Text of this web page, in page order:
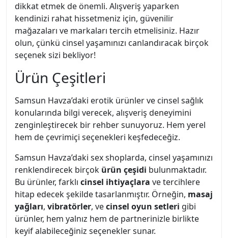
dikkat etmek de önemli. Alışveriş yaparken
kendinizi rahat hissetmeniz için, güvenilir
mağazaları ve markaları tercih etmelisiniz. Hazır
olun, çünkü cinsel yaşamınızı canlandıracak birçok
seçenek sizi bekliyor!
Ürün Çeşitleri
Samsun Havza’daki erotik ürünler ve cinsel sağlık
konularında bilgi verecek, alışveriş deneyimini
zenginleştirecek bir rehber sunuyoruz. Hem yerel
hem de çevrimiçi seçenekleri keşfedeceğiz.
Samsun Havza’daki sex shoplarda, cinsel yaşamınızı
renklendirecek birçok ürün çeşidi bulunmaktadır.
Bu ürünler, farklı cinsel ihtiyaçlara ve tercihlere
hitap edecek şekilde tasarlanmıştır. Örneğin, masaj
yağları, vibratörler, vecinsel oyun setleri gibi
ürünler, hem yalnız hem de partnerinizle birlikte
keyif alabileceğiniz seçenekler sunar.